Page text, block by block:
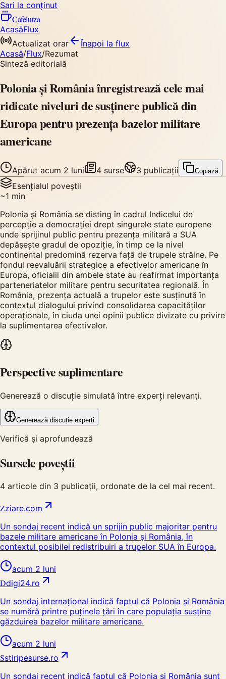
Sari la conținut
Cafelutza
AcasăFlux
Actualizat orar
Înapoi la flux
Acasă/Flux/Rezumat
Sinteză editorială
Polonia și România înregistrează cele mai
ridicate niveluri de susținere publică din
Europa pentru prezența bazelor militare
americane
Apărut acum 2 luni 4 surse 3 publicații Copiază
Esențialul poveștii
~1 min
Polonia și România se disting în cadrul Indicelui de
percepție a democrației drept singurele state europene
unde sprijinul public pentru prezența militară a SUA
depășește gradul de opoziție, în timp ce la nivel
continental predomină rezerva față de trupele străine. Pe
fondul reevaluării strategice a efectivelor americane în
Europa, oficialii din ambele state au reafirmat importanța
parteneriatelor militare pentru securitatea regională. În
România, prezența actuală a trupelor este susținută în
contextul dialogului privind consolidarea capacităților
operaționale, în ciuda unei opinii publice divizate cu privire
la suplimentarea efectivelor.
Perspective suplimentare
Generează o discuție simulată între experți relevanți.
Generează discuție experți
Verifică și aprofundează
Sursele poveștii
4 articole din 3 publicații, ordonate de la cel mai recent.
Zziare.com
Un sondaj recent indică un sprijin public majoritar pentru
bazele militare americane în Polonia și România, în
contextul posibilei redistribuiri a trupelor SUA în Europa.
acum 2 luni
Ddigi24.ro
Un sondaj internațional indică faptul că Polonia și România
se numără printre puținele țări în care populația susține
găzduirea bazelor militare americane.
acum 2 luni
Sstiripesurse.ro
Un sondaj recent indică faptul că Polonia și România sunt